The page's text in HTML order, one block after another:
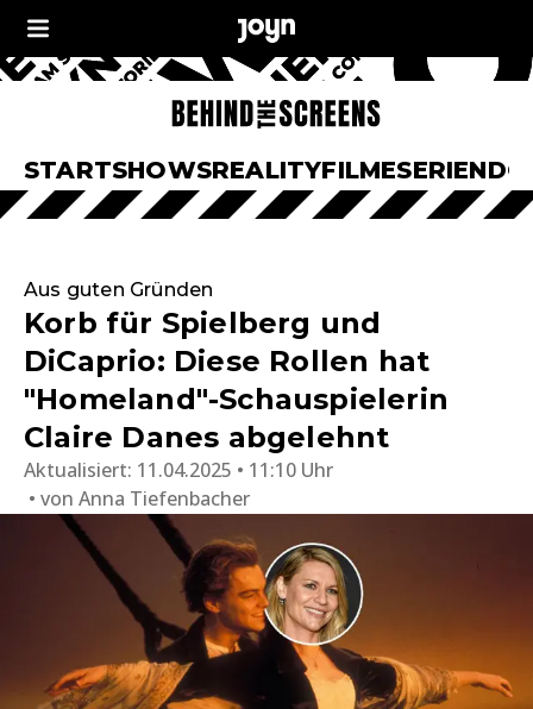
STARTSHOWSREALITYFILMESERIEN
Aus guten Gründen
Korb für Spielberg und
DiCaprio: Diese Rollen hat
"Homeland"-Schauspielerin
Claire Danes abgelehnt
Aktualisiert: 11.04.2025 • 11:10 Uhr
von Anna Tiefenbacher